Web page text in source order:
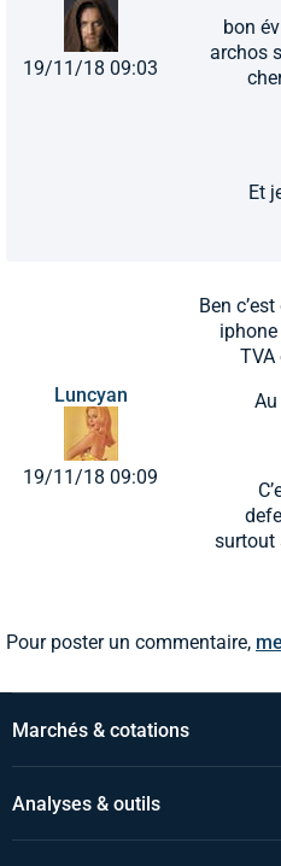
19/11/18 09:03
bon
archos
Et
Luncyan
19/11/18 09:09
Ben
TVA
surtout
Pour poster un commentaire,
Marchés & cotations
Analyses & outils